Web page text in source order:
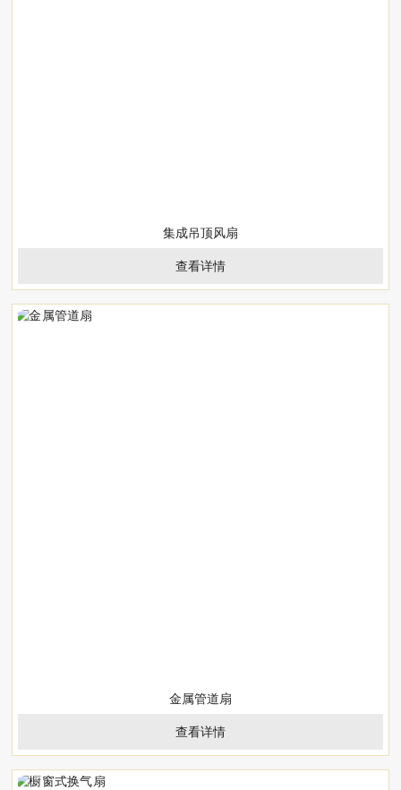
集成吊顶风扇
查看详情
金属管道扇
查看详情